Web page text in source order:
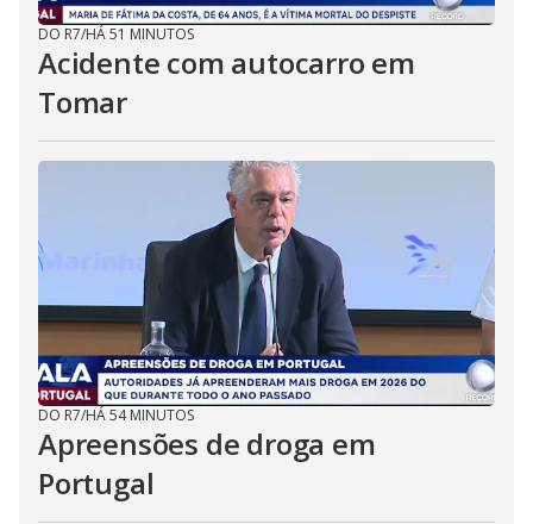
DO R7/HÁ 51 MINUTOS
Acidente com autocarro em
Tomar
DO R7/HÁ 54 MINUTOS
Apreensões de droga em
Portugal